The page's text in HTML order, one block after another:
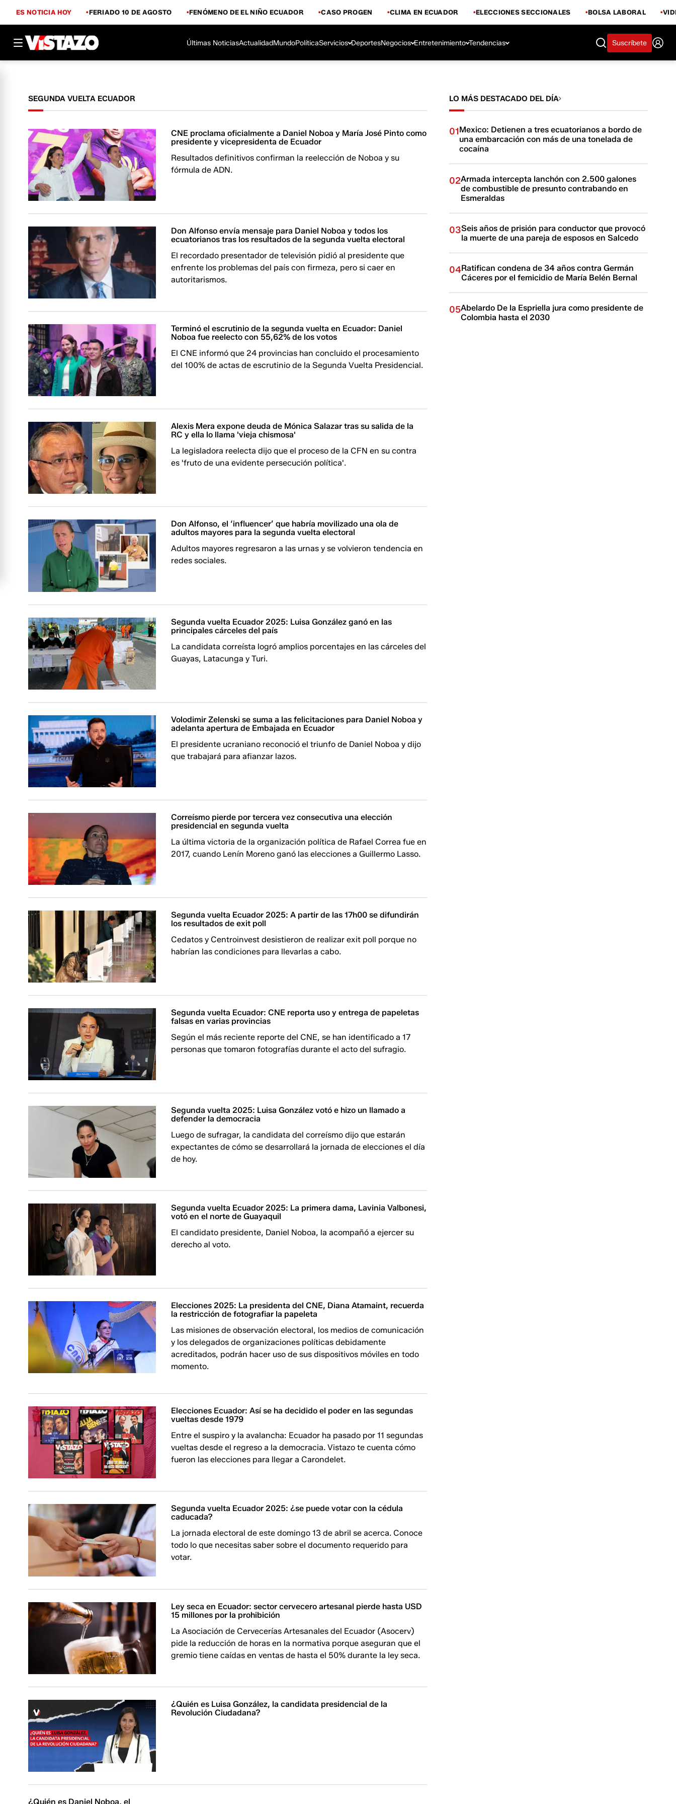
ES NOTICIA HOY FERIADO 10 DE AGOSTO FENÓMENO DE EL NIÑO ECUADOR CASO PROGEN CLIMA EN ECUADOR ELECCIONES SECCIONALES BOLSA LABORAL
Últimas NoticiasActualidadMundoPolíticaServicios DeportesNegocios Entretenimiento Tendencias Suscríbete
SEGUNDA VUELTA ECUADOR
CNE proclama oficialmente a Daniel Noboa y María José Pinto como
presidente y vicepresidenta de Ecuador
Resultados definitivos confirman la reelección de Noboa y su
fórmula de ADN.
Don Alfonso envía mensaje para Daniel Noboa y todos los
ecuatorianos tras los resultados de la segunda vuelta electoral
El recordado presentador de televisión pidió al presidente que
enfrente los problemas del país con firmeza, pero si caer en
autoritarismos.
Terminó el escrutinio de la segunda vuelta en Ecuador: Daniel
Noboa fue reelecto con 55,62% de los votos
El CNE informó que 24 provincias han concluido el procesamiento
del 100% de actas de escrutinio de la Segunda Vuelta Presidencial.
Alexis Mera expone deuda de Mónica Salazar tras su salida de la
RC y ella lo llama 'vieja chismosa'
La legisladora reelecta dijo que el proceso de la CFN en su contra
es 'fruto de una evidente persecución política'.
Don Alfonso, el ‘influencer’ que habría movilizado una ola de
adultos mayores para la segunda vuelta electoral
Adultos mayores regresaron a las urnas y se volvieron tendencia en
redes sociales.
Segunda vuelta Ecuador 2025: Luisa González ganó en las
principales cárceles del país
La candidata correísta logró amplios porcentajes en las cárceles del
Guayas, Latacunga y Turi.
Volodimir Zelenski se suma a las felicitaciones para Daniel Noboa y
adelanta apertura de Embajada en Ecuador
El presidente ucraniano reconoció el triunfo de Daniel Noboa y dijo
que trabajará para afianzar lazos.
Correísmo pierde por tercera vez consecutiva una elección
presidencial en segunda vuelta
La última victoria de la organización política de Rafael Correa fue en
2017, cuando Lenín Moreno ganó las elecciones a Guillermo Lasso.
Segunda vuelta Ecuador 2025: A partir de las 17h00 se difundirán
los resultados de exit poll
Cedatos y Centroinvest desistieron de realizar exit poll porque no
habrían las condiciones para llevarlas a cabo.
Segunda vuelta Ecuador: CNE reporta uso y entrega de papeletas
falsas en varias provincias
Según el más reciente reporte del CNE, se han identificado a 17
personas que tomaron fotografías durante el acto del sufragio.
Segunda vuelta 2025: Luisa González votó e hizo un llamado a
defender la democracia
Luego de sufragar, la candidata del correísmo dijo que estarán
expectantes de cómo se desarrollará la jornada de elecciones el día
de hoy.
Segunda vuelta Ecuador 2025: La primera dama, Lavinia Valbonesi,
votó en el norte de Guayaquil
El candidato presidente, Daniel Noboa, la acompañó a ejercer su
derecho al voto.
Elecciones 2025: La presidenta del CNE, Diana Atamaint, recuerda
la restricción de fotografiar la papeleta
Las misiones de observación electoral, los medios de comunicación
y los delegados de organizaciones políticas debidamente
acreditados, podrán hacer uso de sus dispositivos móviles en todo
momento.
Elecciones Ecuador: Así se ha decidido el poder en las segundas
vueltas desde 1979
Entre el suspiro y la avalancha: Ecuador ha pasado por 11 segundas
vueltas desde el regreso a la democracia. Vistazo te cuenta cómo
fueron las elecciones para llegar a Carondelet.
Segunda vuelta Ecuador 2025: ¿se puede votar con la cédula
caducada?
La jornada electoral de este domingo 13 de abril se acerca. Conoce
todo lo que necesitas saber sobre el documento requerido para
votar.
Ley seca en Ecuador: sector cervecero artesanal pierde hasta USD
15 millones por la prohibición
La Asociación de Cervecerías Artesanales del Ecuador (Asocerv)
pide la reducción de horas en la normativa porque aseguran que el
gremio tiene caídas en ventas de hasta el 50% durante la ley seca.
¿Quién es Luisa González, la candidata presidencial de la
Revolución Ciudadana?
¿Quién es Daniel Noboa, el
LO MÁS DESTACADO DEL DÍA
01Mexico: Detienen a tres ecuatorianos a bordo de
una embarcación con más de una tonelada de
cocaína
02Armada intercepta lanchón con 2.500 galones
de combustible de presunto contrabando en
Esmeraldas
03Seis años de prisión para conductor que provocó
la muerte de una pareja de esposos en Salcedo
04Ratifican condena de 34 años contra Germán
Cáceres por el femicidio de María Belén Bernal
05Abelardo De la Espriella jura como presidente de
Colombia hasta el 2030